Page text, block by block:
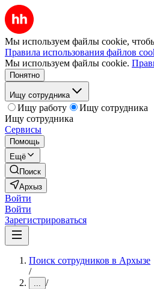
Мы используем файлы cookie, чтобы
Правила использования файлов
Мы используем файлы cookie.
Понятно
Ищу сотрудника
Ищу работу
Ищу сотрудника
Ищу сотрудника
Сервисы
Помощь
Ещё
Поиск
Архыз
Войти
Войти
Зарегистрироваться
Поиск сотрудников в Архызе
/
... /